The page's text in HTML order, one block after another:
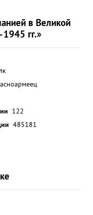
в Великой
гг.»
122
485181